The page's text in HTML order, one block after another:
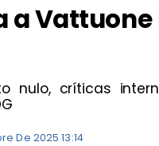
a
nulo, críticas
De 2025 13:14